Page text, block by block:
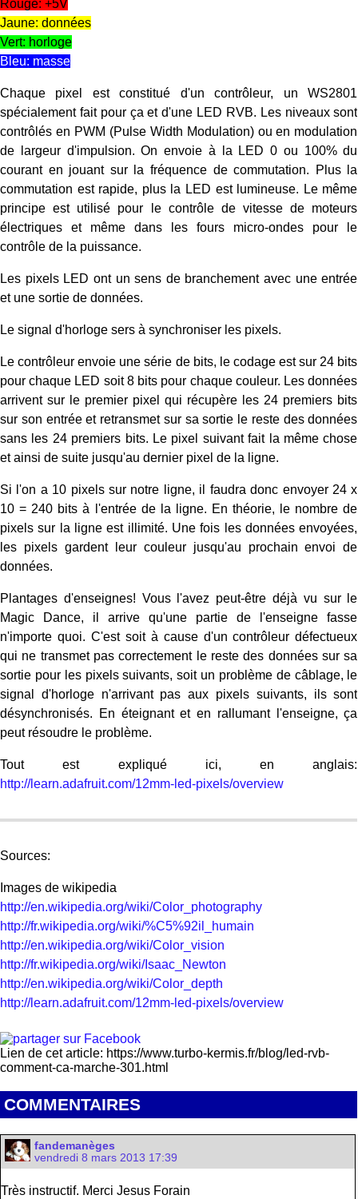
Rouge: +5V
Jaune: données
Vert: horloge
Bleu: masse
Chaque pixel est constitué d'un contrôleur, un WS2801
spécialement fait pour ça et d'une LED RVB. Les niveaux sont
contrôlés en PWM (Pulse Width Modulation) ouen modulation
de largeur d'impulsion. On envoie à la LED 0 ou 100% du
courant en jouant sur la fréquence de commutation. Plus la
commutation est rapide, plus la LED est lumineuse. Le même
principe est utilisé pour le contrôle de vitesse de moteurs
électriques et même dans les fours micro-ondes pour le
contrôle de la puissance.
Les pixels LED ont un sens de branchement avec une entrée
et une sortie de données.
Le signal d'horloge sers à synchroniser les pixels.
Le contrôleur envoie une série de bits, le codage est sur 24 bits
pour chaque LED soit 8 bits pour chaque couleur. Les données
arrivent sur le premier pixel qui récupère les 24 premiers bits
sur son entrée et retransmet sur sa sortie le reste des données
sans les 24 premiers bits. Le pixel suivant fait la même chose
et ainsi de suite jusqu'au dernier pixel de la ligne.
Si l'on a 10 pixels sur notre ligne, il faudra donc envoyer 24 x
10 = 240 bits à l'entrée de la ligne. En théorie, le nombre de
pixels sur la ligne est illimité. Une fois les données envoyées,
les pixels gardent leur couleur jusqu'au prochain envoi de
données.
Plantages d'enseignes! Vous l'avez peut-être déjà vu sur le
Magic Dance, il arrive qu'une partie de l'enseigne fasse
n'importe quoi. C'est soit à cause d'un contrôleur défectueux
qui ne transmet pas correctement le reste des données sur sa
sortie pour les pixels suivants, soit un problème de câblage, le
signal d'horloge n'arrivant pas aux pixels suivants, ils sont
désynchronisés. En éteignant et en rallumant l'enseigne, ça
peut résoudre le problème.
Tout est expliqué ici, en anglais:
http://learn.adafruit.com/12mm-led-pixels/overview
Sources:
Images de wikipedia
http://en.wikipedia.org/wiki/Color_photography
http://fr.wikipedia.org/wiki/%C5%92il_humain
http://en.wikipedia.org/wiki/Color_vision
http://fr.wikipedia.org/wiki/Isaac_Newton
http://en.wikipedia.org/wiki/Color_depth
http://learn.adafruit.com/12mm-led-pixels/overview
Lien de cet article: https://www.turbo-kermis.fr/blog/led-rvb-
comment-ca-marche-301.html
COMMENTAIRES
fandemanèges
vendredi 8 mars 2013 17:39
Très instructif. Merci Jesus Forain